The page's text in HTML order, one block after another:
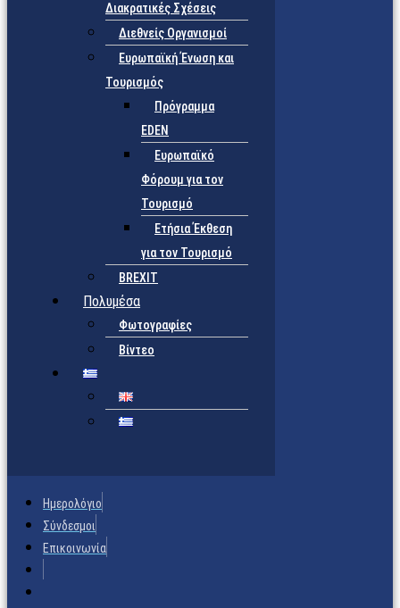
Διακρατικές Σχέσεις
Διεθνείς Οργανισμοί
Ευρωπαϊκή Ένωση και
Τουρισμός
Πρόγραμμα
EDEN
Ευρωπαϊκό
Φόρουμ για τον
Τουρισμό
Ετήσια Έκθεση
για τον Τουρισμό
BREXIT
Πολυμέσα
Φωτογραφίες
Βίντεο
Ημερολόγιο
Σύνδεσμοι
Επικοινωνία